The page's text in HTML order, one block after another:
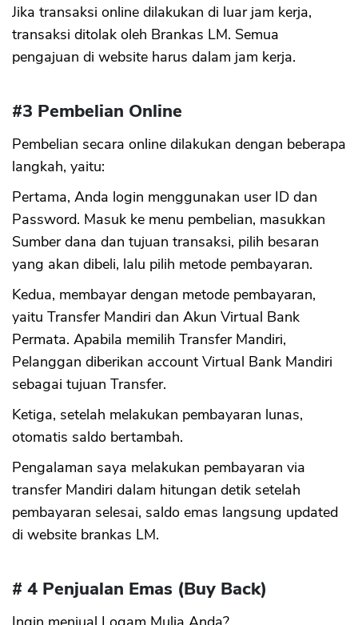
Jika transaksi online dilakukan di luar jam kerja,
transaksi ditolak oleh Brankas LM. Semua
pengajuan di website harus dalam jam kerja.
#3 Pembelian Online
Pembelian secara online dilakukan dengan beberapa
langkah, yaitu:
Pertama, Anda login menggunakan user ID dan
Password. Masuk ke menu pembelian, masukkan
Sumber dana dan tujuan transaksi, pilih besaran
yang akan dibeli, lalu pilih metode pembayaran.
Kedua, membayar dengan metode pembayaran,
yaitu Transfer Mandiri dan Akun Virtual Bank
Permata. Apabila memilih Transfer Mandiri,
Pelanggan diberikan account Virtual Bank Mandiri
sebagai tujuan Transfer.
Ketiga, setelah melakukan pembayaran lunas,
otomatis saldo bertambah.
Pengalaman saya melakukan pembayaran via
transfer Mandiri dalam hitungan detik setelah
pembayaran selesai, saldo emas langsung updated
di website brankas LM.
# 4 Penjualan Emas (Buy Back)